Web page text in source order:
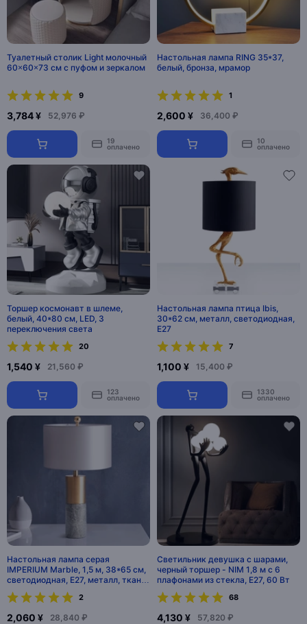
Туалетный столик Light молочный
60×60×73 см с пуфом и зеркалом
9
3,784 ¥ 52,976 ₽
19
оплачено
Настольная лампа RING 35*37,
белый, бронза, мрамор
1
2,600 ¥ 36,400 ₽
10
оплачено
Торшер космонавт в шлеме,
белый, 40*80 см, LED, 3
переключения света
20
1,540 ¥ 21,560 ₽
123
оплачено
Настольная лампа птица Ibis,
30*62 см, металл, светодиодная,
E27
7
1,100 ¥ 15,400 ₽
1330
оплачено
Настольная лампа серая
IMPERIUM Marble, 1,5 м, 38*65 см,
светодиодная, E27, металл, ткань,
современный
2
2,060 ¥ 28,840 ₽
Светильник девушка с шарами,
черный торшер - NIM 1,8 м с 6
плафонами из стекла, E27, 60 Вт
68
4,130 ¥ 57,820 ₽